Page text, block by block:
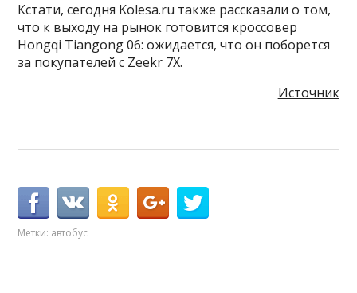
Кстати, сегодня Kolesa.ru также рассказали о том,
что к выходу на рынок готовится кроссовер
Hongqi Tiangong 06: ожидается, что он поборется
за покупателей с Zeekr 7X.
Источник
Метки: автобус